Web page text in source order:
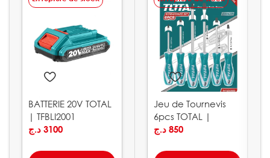
BATTERIE 20V TOTAL
| TFBLI2001
3100 د.ج
Jeu de Tournevis
6pcs TOTAL |
THT250606
850 د.ج